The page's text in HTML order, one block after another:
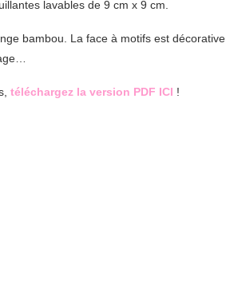
lavables de 9 cm x 9 cm.
bambou. La face à motifs est décorative
téléchargez la version PDF ICI !